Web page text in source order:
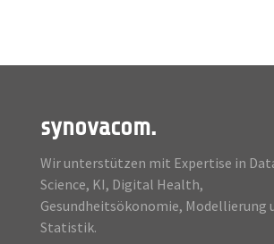
synovacom.
Wir unterstützen mit Expertise in
Science, KI, Digital Health,
Gesundheitsökonomie, Modellierung
Statistik.